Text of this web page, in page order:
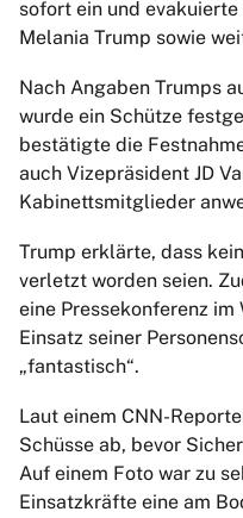
sofort ein und
Melania Trump sowie
Nach Angaben Trumps
wurde ein Schütze
bestätigte die
auch Vizepräsident JD
Kabinettsmitglieder
Trump erklärte, dass
verletzt worden seien.
eine Pressekonferenz im
Einsatz seiner
„fantastisch“.
Laut einem CNN-
Schüsse ab, bevor
Auf einem Foto war zu
Einsatzkräfte eine am